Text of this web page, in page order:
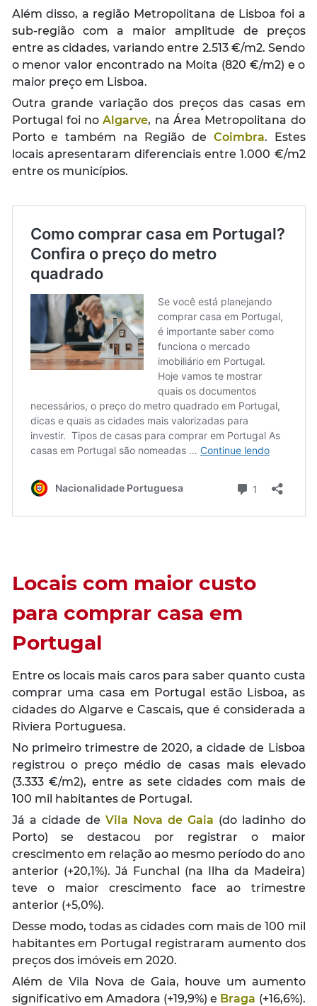
Além disso, a região Metropolitana de Lisboa foi a
sub-região com a maior amplitude de preços
entre as cidades, variando entre 2.513 €/m2. Sendo
o menor valor encontrado na Moita (820 €/m2) e o
maior preço em Lisboa.
Outra grande variação dos preços das casas em
Portugal foi noAlgarve, na Área Metropolitana do
Porto e também na Região de Coimbra. Estes
locais apresentaram diferenciais entre 1.000 €/m2
entre os municípios.
Locais com maior custo
para comprar casa em
Portugal
Entre os locais mais caros para saber quanto custa
comprar uma casa em Portugal estão Lisboa, as
cidades do Algarve e Cascais, que é considerada a
Riviera Portuguesa.
No primeiro trimestre de 2020, a cidade de Lisboa
registrou o preço médio de casas mais elevado
(3.333 €/m2), entre as sete cidades com mais de
100 mil habitantes de Portugal.
Já a cidade de Vila Nova de Gaia (do ladinho do
Porto) se destacou por registrar o maior
crescimento em relação ao mesmo período do ano
anterior (+20,1%). Já Funchal (na Ilha da Madeira)
teve o maior crescimento face ao trimestre
anterior (+5,0%).
Desse modo, todas as cidades com mais de 100 mil
habitantes em Portugal registraram aumento dos
preços dos imóveis em 2020.
Além de Vila Nova de Gaia, houve um aumento
significativo em Amadora (+19,9%) e Braga (+16,6%).